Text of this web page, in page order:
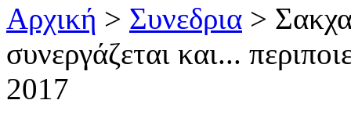
Αρχική > Συνεδρια >
συνεργάζεται και...
2017